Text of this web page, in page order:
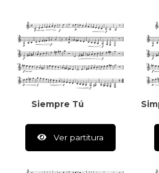
Siempre Tú
Ver partitura